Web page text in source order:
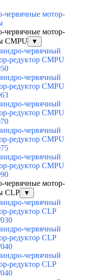
червячные мотор-
червячные мотор-
CMPU
▼
червячный
редуктор CMPU
червячный
редуктор CMPU
червячный
редуктор CMPU
червячный
редуктор CMPU
червячный
редуктор CMPU
червячные мотор-
CLP
▼
червячный
редуктор CLP
червячный
редуктор CLP
червячный
редуктор CLP